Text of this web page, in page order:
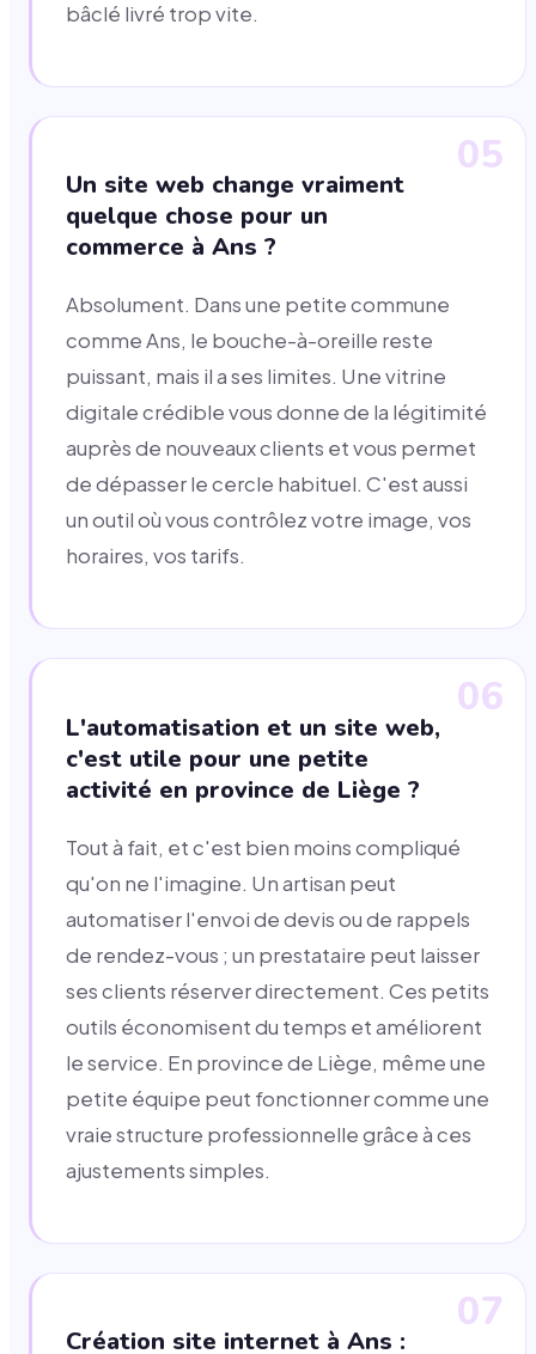
bâclé livré trop vite.
05
Un site web change vraiment
quelque chose pour un
commerce à Ans ?
Absolument. Dans une petite commune
comme Ans, le bouche-à-oreille reste
puissant, mais il a ses limites. Une vitrine
digitale crédible vous donne de la légitimité
auprès de nouveaux clients et vous permet
de dépasser le cercle habituel. C'est aussi
un outil où vous contrôlez votre image, vos
horaires, vos tarifs.
06
L'automatisation et un site web,
c'est utile pour une petite
activité en province de Liège ?
Tout à fait, et c'est bien moins compliqué
qu'on ne l'imagine. Un artisan peut
automatiser l'envoi de devis ou de rappels
de rendez-vous ; un prestataire peut laisser
ses clients réserver directement. Ces petits
outils économisent du temps et améliorent
le service. En province de Liège, même une
petite équipe peut fonctionner comme une
vraie structure professionnelle grâce à ces
ajustements simples.
07
Création site internet à Ans :